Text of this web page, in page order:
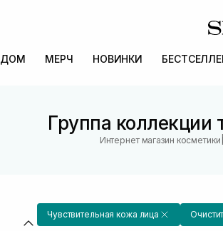
ДОМ МЕРЧ НОВИНКИ
Группа коллекции
Интернет магазин косметики
Чувствительная кожа лица